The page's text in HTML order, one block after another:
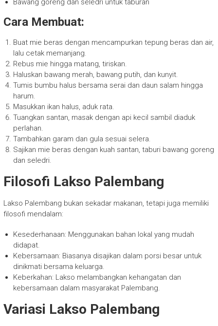
Bawang goreng dan seledri untuk taburan
Cara Membuat:
Buat mie beras dengan mencampurkan tepung beras dan air,
lalu cetak memanjang.
Rebus mie hingga matang, tiriskan.
Haluskan bawang merah, bawang putih, dan kunyit.
Tumis bumbu halus bersama serai dan daun salam hingga
harum.
Masukkan ikan halus, aduk rata.
Tuangkan santan, masak dengan api kecil sambil diaduk
perlahan.
Tambahkan garam dan gula sesuai selera.
Sajikan mie beras dengan kuah santan, taburi bawang goreng
dan seledri.
Filosofi Lakso Palembang
Lakso Palembang bukan sekadar makanan, tetapi juga memiliki
filosofi mendalam:
Kesederhanaan: Menggunakan bahan lokal yang mudah
didapat.
Kebersamaan: Biasanya disajikan dalam porsi besar untuk
dinikmati bersama keluarga.
Keberkahan: Lakso melambangkan kehangatan dan
kebersamaan dalam masyarakat Palembang.
Variasi Lakso Palembang